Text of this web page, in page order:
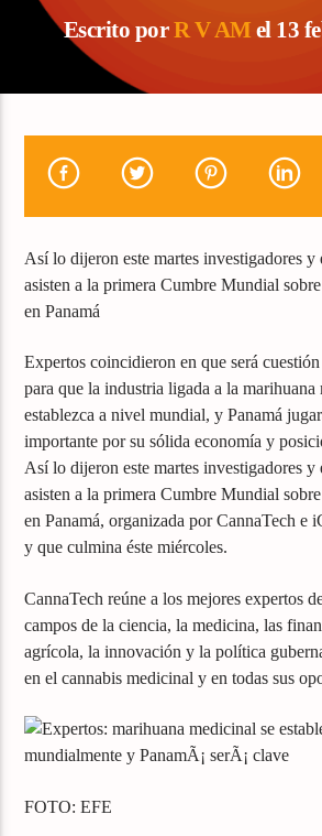
Escrito porR V AM el 13
Así lo dijeron este martes investigadores y
asisten a la primera Cumbre Mundial
en Panamá
Expertos coincidieron en que será
para que la industria ligada a la marihuana
establezca a nivel mundial, y Panamá
importante por su sólida economía y
Así lo dijeron este martes investigadores y
asisten a la primera Cumbre Mundial
en Panamá, organizada por CannaTech e
y que culmina éste miércoles.
CannaTech reúne a los mejores expertos
campos de la ciencia, la medicina, las
agrícola, la innovación y la política
en el cannabis medicinal y en todas sus
FOTO: EFE